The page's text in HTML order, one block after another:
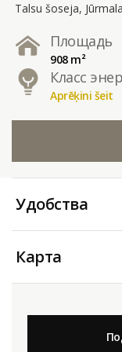
Talsu šoseja, Jūrmala
Площадь
908 m²
Класс
Aprēķini šeit
Удобства
Карта